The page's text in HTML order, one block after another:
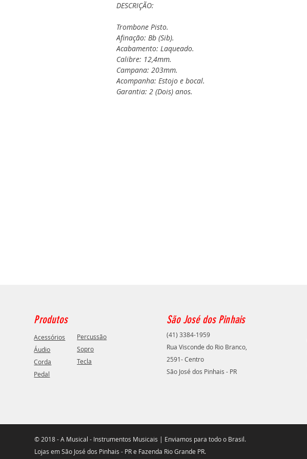
DESCRIÇÃO:
Trombone Pisto.
Afinação: Bb (Sib).
Acabamento: Laqueado.
Calibre: 12,4mm.
Campana: 203mm.
Acompanha: Estojo e bocal.
Garantia: 2 (Dois) anos.
Produtos
Acessórios
Áudio
Corda
Pedal
São José dos Pinhais
Percussão
Sopro
Tecla
(41) 3384-1959
Rua Visconde do Rio Branco,
2591- Centro
São José dos Pinhais - PR
© 2018 - A Musical - Instrumentos Musicais | Enviamos para todo o Brasil.
Lojas em São José dos Pinhais - PR e Fazenda Rio Grande PR.